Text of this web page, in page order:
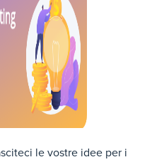
le vostre idee per i